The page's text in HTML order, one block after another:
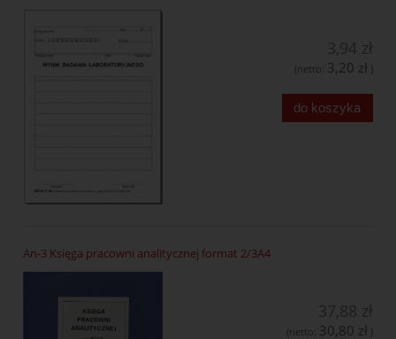
(netto: 3,20 zł )
do koszyka
An-3 Księga pracowni analitycznej format 2/3A4
(netto: 30,80 zł )